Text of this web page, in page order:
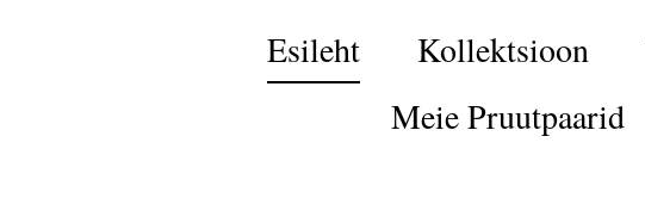
Esileht Kollektsioon
Meie Pruutpaarid